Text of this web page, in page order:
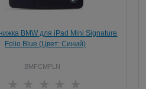
BMW для iPad Mini Signature
Folio Blue (Цвет: Синий)
BMFCMPLN